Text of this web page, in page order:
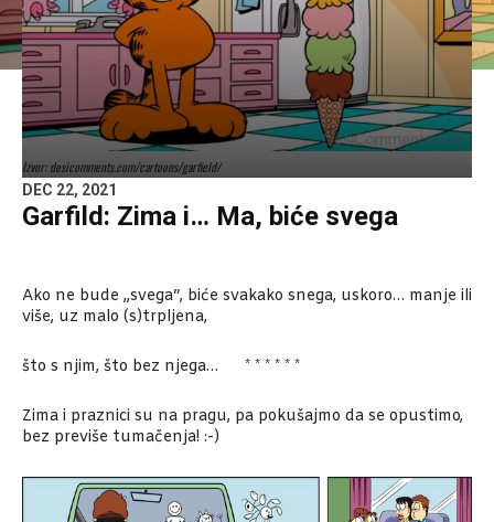
Izvor: desicomments.com/cartoons/garfield/
DEC 22, 2021
Garfild: Zima i… Ma, biće svega
Ako ne bude „svega“, biće svakako snega, uskoro… manje ili
više, uz malo (s)trpljena,
što s njim, što bez njega… * * * * * *
Zima i praznici su na pragu, pa pokušajmo da se opustimo,
bez previše tumačenja! :-)